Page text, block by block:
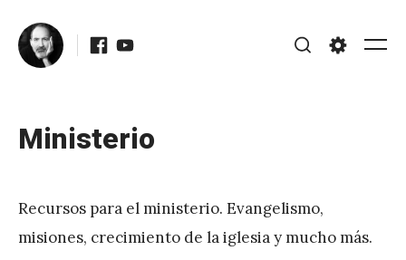
content
Facebook
Youtube
Ministerio
Posted
Updated
2021
y
J
Recursos para el ministerio. Evangelismo,
misiones, crecimiento de la iglesia y mucho más.